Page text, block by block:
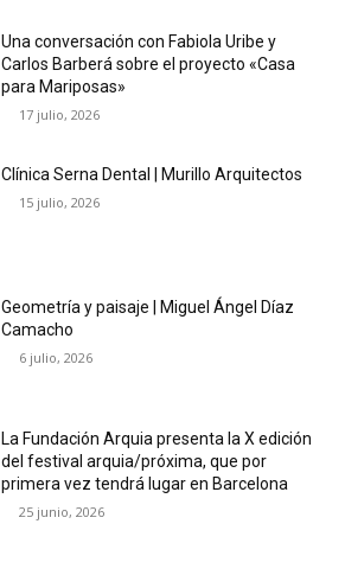
Una conversación con Fabiola Uribe y
Carlos Barberá sobre el proyecto «Casa
para Mariposas»
17 julio, 2026
Clínica Serna Dental | Murillo Arquitectos
15 julio, 2026
Geometría y paisaje | Miguel Ángel Díaz
Camacho
6 julio, 2026
La Fundación Arquia presenta la X edición
del festival arquia/próxima, que por
primera vez tendrá lugar en Barcelona
25 junio, 2026